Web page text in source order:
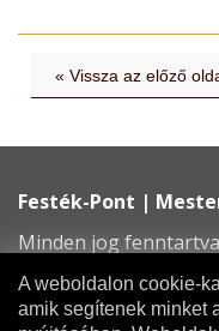
A weboldalon cookie-
amik segítenek minket
« Vissza az előző
Festék-Pont |
Minden jog
Adatvédelem